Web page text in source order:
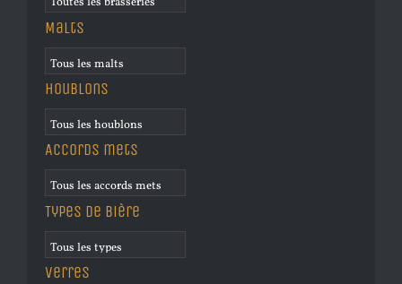
Malts
Houblons
Accords mets
Types de bière
Verres